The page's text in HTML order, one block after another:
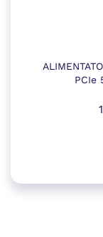
PCIe